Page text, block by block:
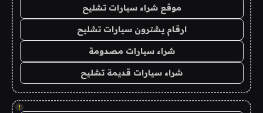
موقع شراء سيارات تشليح
ارقام يشترون سيارات تشليح
شراء سيارات مصدومة
شراء سيارات قديمة تشليح
!